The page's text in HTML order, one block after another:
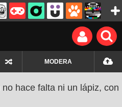
MODERA
hace falta ni un lápiz, con